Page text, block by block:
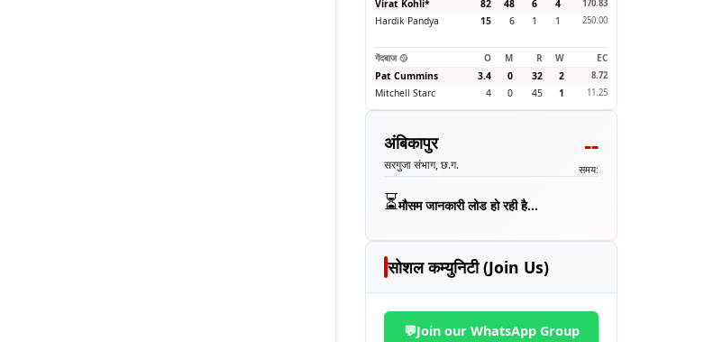
Virat Kohli* 82 48 6 4 170.83
Hardik Pandya 15 6 1 1 250.00
गेंदबाज 🥎 O M R W
EC
Pat Cummins
3.4 0 32 2 8.72
Mitchell Starc 4 0 45 1 11.25
अंबिकापुर
सरगुजा संभाग, छ.ग.
--
समय:
⏳मौसम जानकारी लोड हो रही है...
सोशल कम्युनिटी (Join Us)
💬Join our WhatsApp Group